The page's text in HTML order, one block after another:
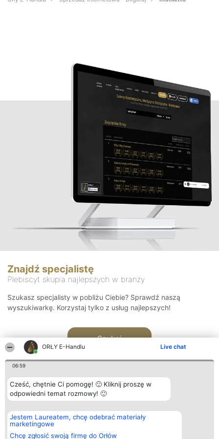
ORŁY E-Handlu Live chat
06:59
Cześć, chętnie Ci pomogę! 🙂 Kliknij proszę w
odpowiedni temat rozmowy! 🙂
Jestem Laureatem, chcę odebrać materiały
marketingowe
Chcę zgłosić swoją firmę do Orłów
Znajdź specjalistę
Plebiscyt skupia najlepszych w branży
Szukasz specjalisty w pobliżu Ciebie? Sprawdź naszą
wyszukiwarkę. Korzystaj tylko z usług najlepszych!
Szukaj
Organizator plebiscytu
Bright Side Solutions sp. z o.
o. sp. k.
ul. Ruska 22
Plebiscyt
Laureaci
wszystkich
Kontakt
Kontakt